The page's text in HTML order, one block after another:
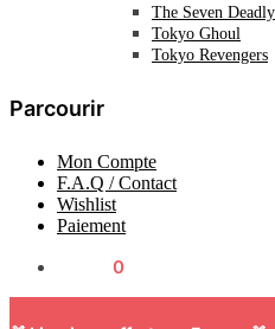
The Seven
Tokyo Ghoul
Tokyo Revengers
Parcourir
Mon Compte
F.A.Q / Contact
Wishlist
Paiement
0